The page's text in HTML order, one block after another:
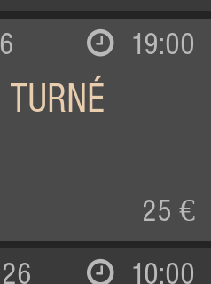
19:00
TURNÉ
25 €
10:00